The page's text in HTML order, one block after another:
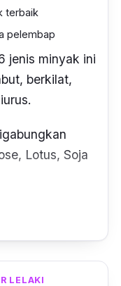
terbaik
pelembap
jenis minyak ini
berkilat,
Lotus, Soja
ke dalam
LELAKI